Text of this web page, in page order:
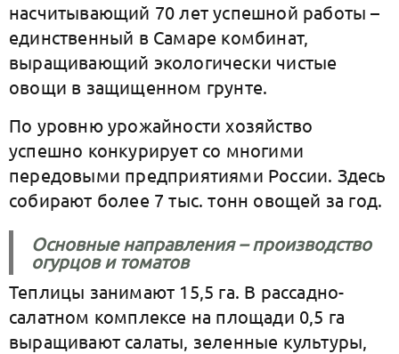
насчитывающий 70 лет успешной работы –
единственный в Самаре комбинат,
выращивающий экологически чистые
овощи в защищенном грунте.
По уровню урожайности хозяйство
успешно конкурирует со многими
передовыми предприятиями России. Здесь
собирают более 7 тыс. тонн овощей за год.
Основные направления – производство
огурцов и томатов
Теплицы занимают 15,5 га. В рассадно-
салатном комплексе на площади 0,5 га
выращивают салаты, зеленные культуры,